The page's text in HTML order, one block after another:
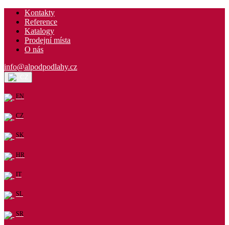
Kontakty
Reference
Katalogy
Prodejní místa
O nás
info@alpodpodlahy.cz
EN
CZ
SK
HR
IT
SL
SR